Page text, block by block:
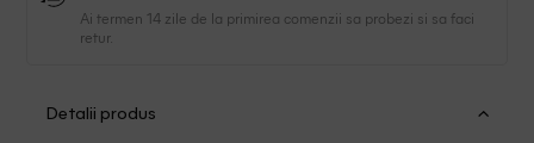
Ai termen 14 zile de la primirea comenzii sa probezi si sa faci
retur.
Detalii produs